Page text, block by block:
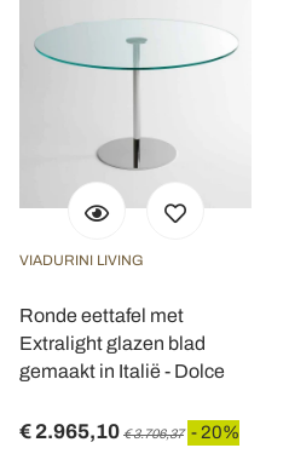
VIADURINI LIVING
Ronde eettafel met
Extralight glazen blad
gemaakt in Italië - Dolce
€ 2.965,10 € 3.706,37 - 20%